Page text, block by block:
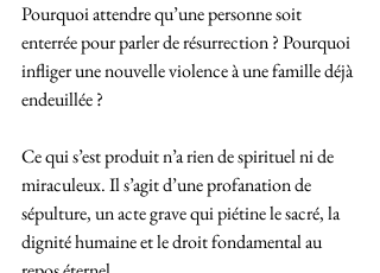
Pourquoi attendre qu’une personne soit
enterrée pour parler de résurrection ? Pourquoi
infliger une nouvelle violence à une famille déjà
endeuillée ?
Ce qui s’est produit n’a rien de spirituel ni de
miraculeux. Il s’agit d’une profanation de
sépulture, un acte grave qui piétine le sacré, la
dignité humaine et le droit fondamental au